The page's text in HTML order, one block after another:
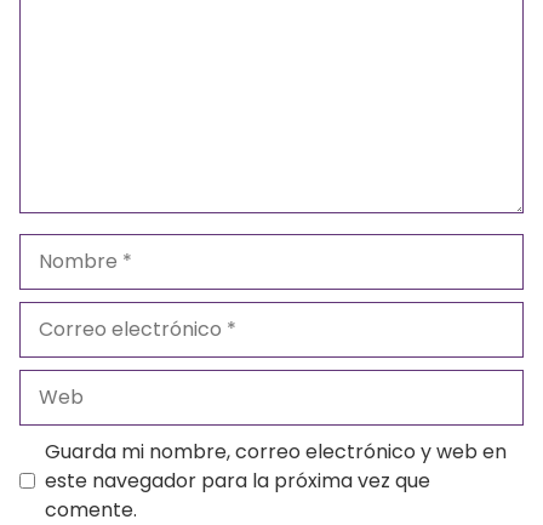
Nombre
electrónico
Guarda mi nombre, correo electrónico y web en
este navegador para la próxima vez que
comente.